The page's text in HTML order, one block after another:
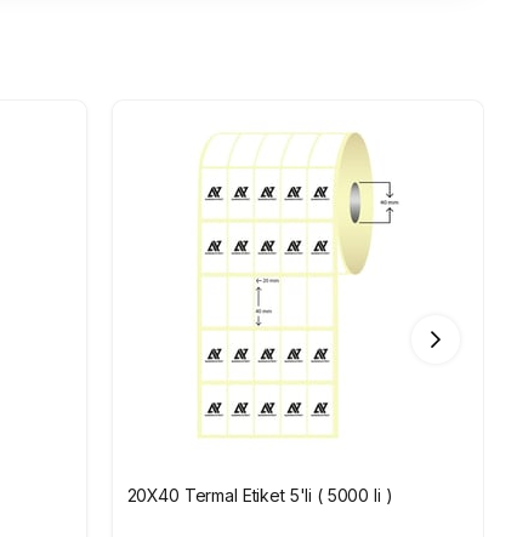
20X40 Termal Etiket 5'li ( 5000 li )